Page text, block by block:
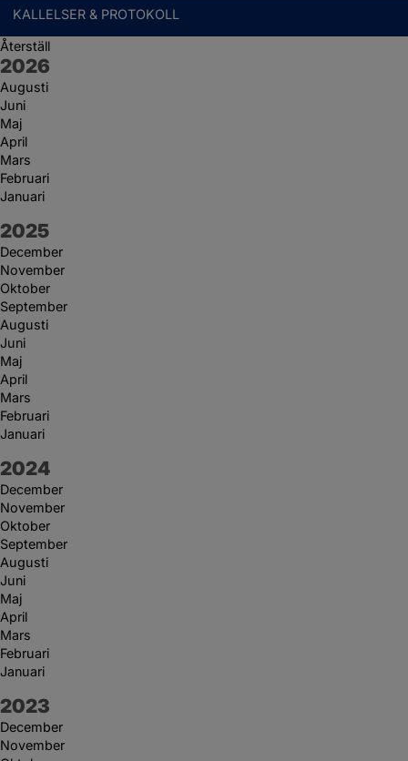
KALLELSER & PROTOKOLL
Återställ
År:
2026
Augusti
Juni
Maj
April
Mars
Februari
Januari
År:
2025
December
November
Oktober
September
Augusti
Juni
Maj
April
Mars
Februari
Januari
År:
2024
December
November
Oktober
September
Augusti
Juni
Maj
April
Mars
Februari
Januari
År:
2023
December
November